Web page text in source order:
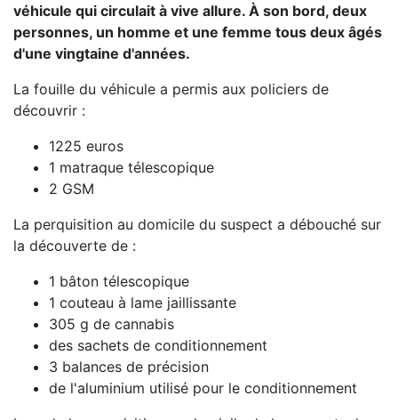
véhicule qui circulait à vive allure. À son bord, deux
personnes, un homme et une femme tous deux âgés
d'une vingtaine d'années.
La fouille du véhicule a permis aux policiers de
découvrir :
1225 euros
1 matraque télescopique
2 GSM
La perquisition au domicile du suspect a débouché sur
la découverte de :
1 bâton télescopique
1 couteau à lame jaillissante
305 g de cannabis
des sachets de conditionnement
3 balances de précision
de l'aluminium utilisé pour le conditionnement